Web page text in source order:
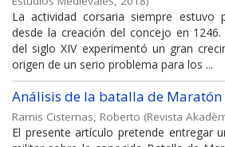
La actividad corsaria siempre estuvo
desde la creación del concejo en
del siglo XIV experimentó un gran
origen de un serio problema para los ...
Análisis de la batalla de Maratón
Ramis Cisternas, Roberto (Revista
El presente artículo pretende entregar